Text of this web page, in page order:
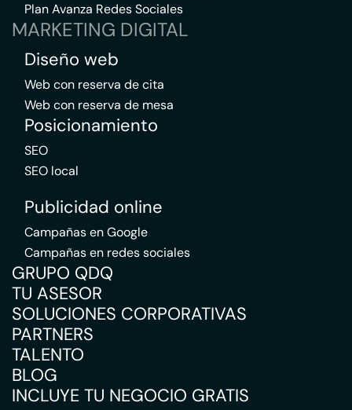
Plan Avanza Redes Sociales
MARKETING DIGITAL
Diseño web
Web con reserva de cita
Web con reserva de mesa
Posicionamiento
SEO
SEO local
Publicidad online
Campañas en Google
Campañas en redes sociales
GRUPO QDQ
TU ASESOR
SOLUCIONES CORPORATIVAS
PARTNERS
TALENTO
BLOG
INCLUYE TU NEGOCIO GRATIS